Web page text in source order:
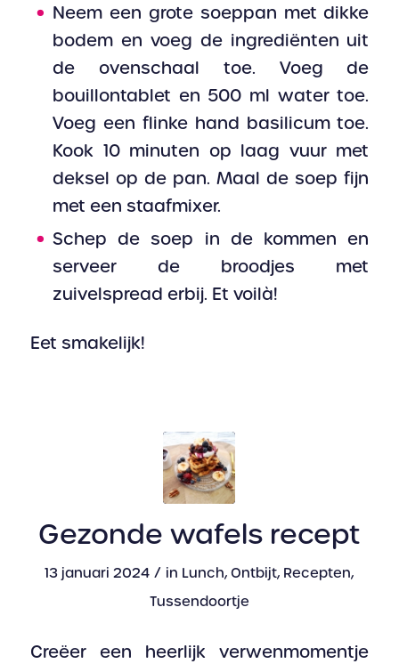
Neem een grote soeppan met dikke
bodem en voeg de ingrediënten uit
de ovenschaal toe. Voeg de
bouillontablet en 500 ml water toe.
Voeg een flinke hand basilicum toe.
Kook 10 minuten op laag vuur met
deksel op de pan. Maal de soep fijn
met een staafmixer.
Schep de soep in de kommen en
serveer de broodjes met
zuivelspread erbij. Et voilà!
Eet smakelijk!
Gezonde wafels recept
13 januari 2024 / in Lunch,Ontbijt, Recepten,
Tussendoortje
Creëer een heerlijk verwenmomentje